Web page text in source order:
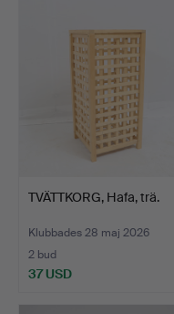
TVÄTTKORG, Hafa, trä.
Klubbades 28 maj 2026
2 bud
37 USD